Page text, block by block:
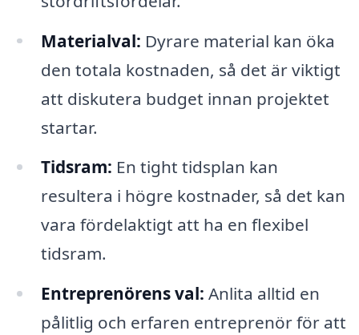
Materialval: Dyrare material kan öka
den totala kostnaden, så det är viktigt
att diskutera budget innan projektet
startar.
Tidsram: En tight tidsplan kan
resultera i högre kostnader, så det kan
vara fördelaktigt att ha en flexibel
tidsram.
Entreprenörens val: Anlita alltid en
pålitlig och erfaren entreprenör för att